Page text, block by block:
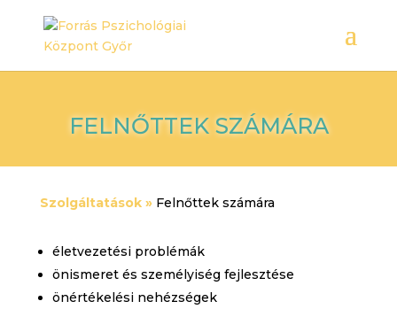
FELNŐTTEK SZÁMÁRA
Szolgáltatások »Felnőttek számára
életvezetési problémák
önismeret és személyiség fejlesztése
önértékelési nehézségek